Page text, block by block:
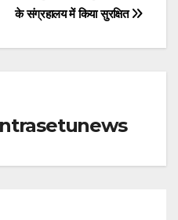
के संग्रहालय में किया सुरक्षित